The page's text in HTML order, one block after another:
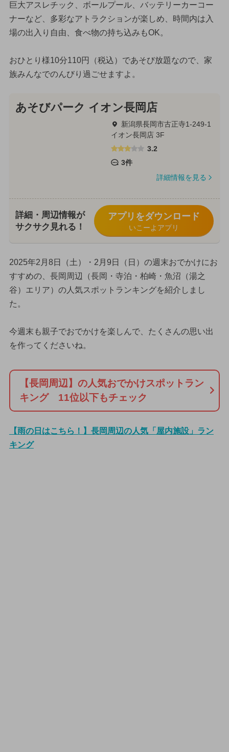
巨大アスレチック、ボールプール、バッテリーカーコー
ナーなど、多彩なアトラクションが楽しめ、時間内は入
場の出入り自由、食べ物の持ち込みもOK。
おひとり様10分110円（税込）であそび放題なので、家
族みんなでのんびり過ごせますよ。
あそびパーク イオン長岡店
新潟県長岡市古正寺1-249-1
イオン長岡店 3F
3.2
3件
詳細情報を見る
詳細・周辺情報が
サクサク見れる！
アプリをダウンロード
いこーよアプリ
2025年2月8日（土）・2月9日（日）の週末おでかけにお
すすめの、長岡周辺（長岡・寺泊・柏崎・魚沼（湯之
谷）エリア）の人気スポットランキングを紹介しまし
た。
今週末も親子でおでかけを楽しんで、たくさんの思い出
を作ってくださいね。
【長岡周辺】の人気おでかけスポットラン
キング 11位以下もチェック
【雨の日はこちら！】長岡周辺の人気「屋内施設」ラン
キング